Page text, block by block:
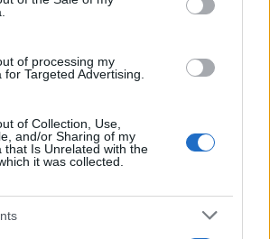
of processing my
Targeted Advertising.
of Collection, Use,
and/or Sharing of my
that Is Unrelated with the
it was collected.
arrastra a las materias primas en agosto